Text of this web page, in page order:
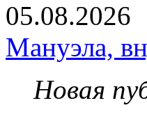
05.08.2026
Мануэла,
Новая